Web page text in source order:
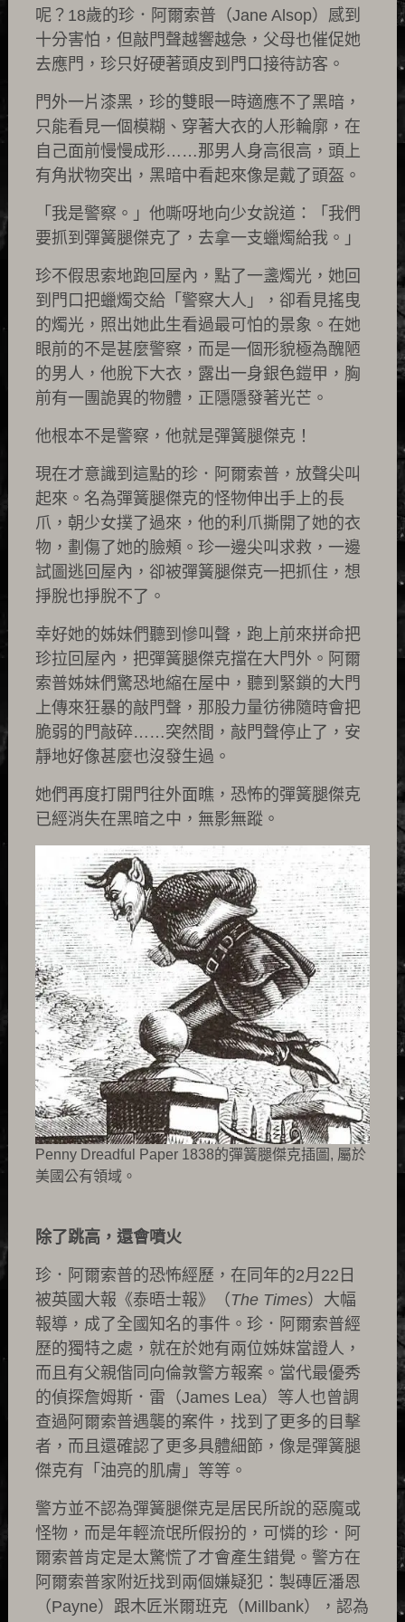
呢？18歲的珍．阿爾索普（Jane Alsop）感到
十分害怕，但敲門聲越響越急，父母也催促她
去應門，珍只好硬著頭皮到門口接待訪客。
門外一片漆黑，珍的雙眼一時適應不了黑暗，
只能看見一個模糊、穿著大衣的人形輪廓，在
自己面前慢慢成形……那男人身高很高，頭上
有角狀物突出，黑暗中看起來像是戴了頭盔。
「我是警察。」他嘶呀地向少女說道：「我們
要抓到彈簧腿傑克了，去拿一支蠟燭給我。」
珍不假思索地跑回屋內，點了一盞燭光，她回
到門口把蠟燭交給「警察大人」，卻看見搖曳
的燭光，照出她此生看過最可怕的景象。在她
眼前的不是甚麼警察，而是一個形貌極為醜陋
的男人，他脫下大衣，露出一身銀色鎧甲，胸
前有一團詭異的物體，正隱隱發著光芒。
他根本不是警察，他就是彈簧腿傑克！
現在才意識到這點的珍．阿爾索普，放聲尖叫
起來。名為彈簧腿傑克的怪物伸出手上的長
爪，朝少女撲了過來，他的利爪撕開了她的衣
物，劃傷了她的臉頰。珍一邊尖叫求救，一邊
試圖逃回屋內，卻被彈簧腿傑克一把抓住，想
掙脫也掙脫不了。
幸好她的姊妹們聽到慘叫聲，跑上前來拼命把
珍拉回屋內，把彈簧腿傑克擋在大門外。阿爾
索普姊妹們驚恐地縮在屋中，聽到緊鎖的大門
上傳來狂暴的敲門聲，那股力量彷彿隨時會把
脆弱的門敲碎……突然間，敲門聲停止了，安
靜地好像甚麼也沒發生過。
她們再度打開門往外面瞧，恐怖的彈簧腿傑克
已經消失在黑暗之中，無影無蹤。
Penny Dreadful Paper 1838的彈簧腿傑克插圖, 屬於
美國公有領域。
除了跳高，還會噴火
珍．阿爾索普的恐怖經歷，在同年的2月22日
被英國大報《泰晤士報》（The Times）大幅
報導，成了全國知名的事件。珍．阿爾索普經
歷的獨特之處，就在於她有兩位姊妹當證人，
而且有父親偕同向倫敦警方報案。當代最優秀
的偵探詹姆斯．雷（James Lea）等人也曾調
查過阿爾索普遇襲的案件，找到了更多的目擊
者，而且還確認了更多具體細節，像是彈簧腿
傑克有「油亮的肌膚」等等。
警方並不認為彈簧腿傑克是居民所說的惡魔或
怪物，而是年輕流氓所假扮的，可憐的珍．阿
爾索普肯定是太驚慌了才會產生錯覺。警方在
阿爾索普家附近找到兩個嫌疑犯：製磚匠潘恩
（Payne）跟木匠米爾班克（Millbank），認為